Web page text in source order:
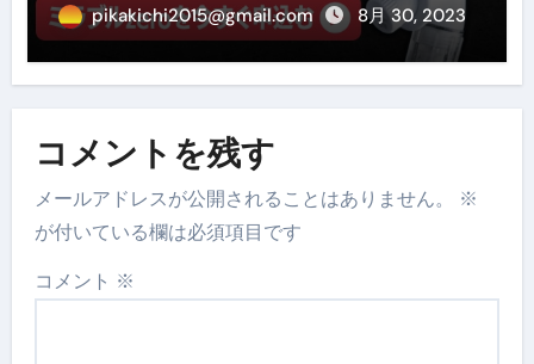
pikakichi2015@gmail.com 8月 30, 2023
コメントを残す
メールアドレスが公開されることはありません。
※
が付いている欄は必須項目です
コメント ※